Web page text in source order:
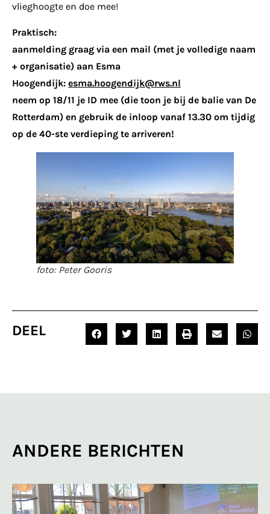
vlieghoogte en doe mee!
Praktisch:
aanmelding graag via een mail (met je volledige naam
+ organisatie) aan Esma
Hoogendijk: esma.hoogendijk@rws.nl
neem op 18/11 je ID mee (die toon je bij de balie van De
Rotterdam) en gebruik de inloop vanaf 13.30 om tijdig
op de 40-ste verdieping te arriveren!
foto: Peter Gooris
DEEL
ANDERE BERICHTEN